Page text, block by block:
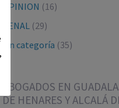
OPINION (16)
PENAL(29)
Sin categoría (35)
ABOGADOS EN
DE HENARES Y ALCALÁ